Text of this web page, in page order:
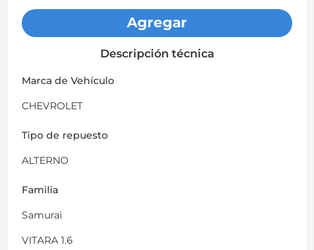
Agregar
Descripción técnica
Marca de Vehículo
CHEVROLET
Tipo de repuesto
ALTERNO
Familia
Samurai
VITARA 1.6